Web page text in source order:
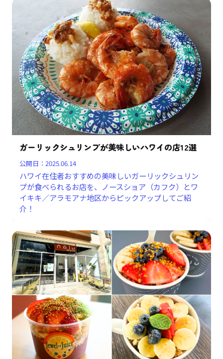
ガーリックシュリンプが美味しいハワイの店12選
公開日：2025.06.14
ハワイ在住者おすすめの美味しいガーリックシュリン
プが食べられるお店を、ノースショア（カフク）とワ
イキキ／アラモアナ地区からピックアップしてご紹
介！